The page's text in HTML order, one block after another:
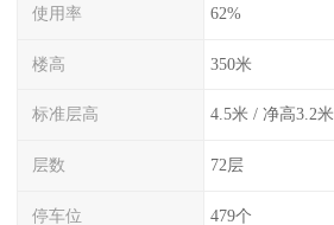
使用率 62%
楼高 350米
标准层高 4.5米 / 净高3.2米
层数 72层
停车位 479个